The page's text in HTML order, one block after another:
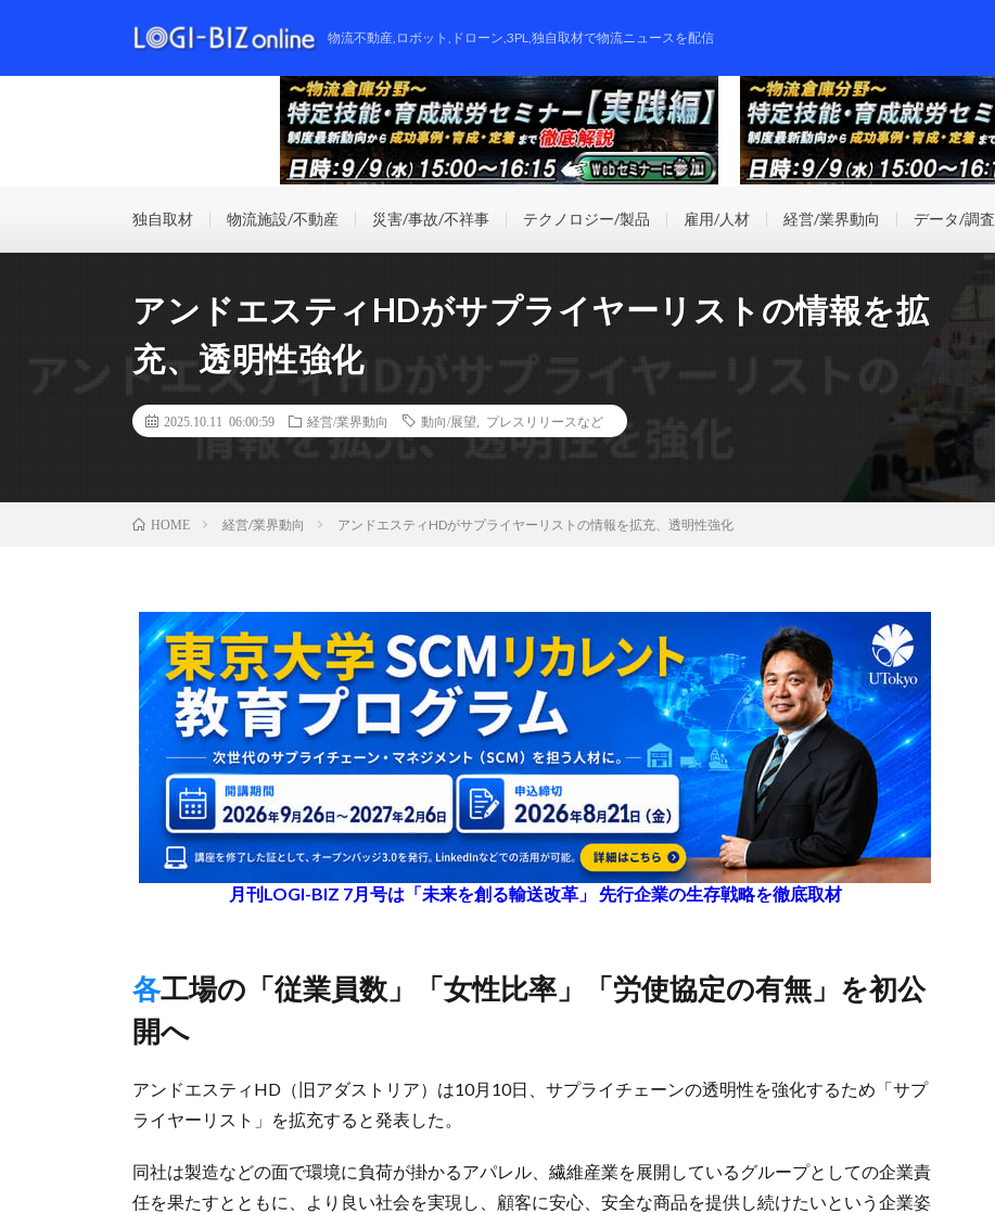
物流不動産,ロボット,ドローン,3PL,独自取材で物流ニュースを配信
独自取材 物流施設/不動産 災害/事故/不祥事 テクノロジー/製品 雇用/人材 経営/業界動向 データ/調査
アンドエスティHDがサプライヤーリストの情報を拡
充、透明性強化
2025.10.11 06:00:59 経営/業界動向 動向/展望 プレスリリースなど
HOME 経営/業界動向 アンドエスティHDがサプライヤーリストの情報を拡充、透明性強化
月刊LOGI-BIZ 7月号は「未来を創る輸送改革」 先行企業の生存戦略を徹底取材
各工場の「従業員数」「女性比率」「労使協定の有無」を初公
開へ
アンドエスティHD（旧アダストリア）は10月10日、サプライチェーンの透明性を強化するため「サプ
ライヤーリスト」を拡充すると発表した。
同社は製造などの面で環境に負荷が掛かるアパレル、繊維産業を展開しているグループとしての企業責
任を果たすとともに、より良い社会を実現し、顧客に安心、安全な商品を提供し続けたいという企業姿